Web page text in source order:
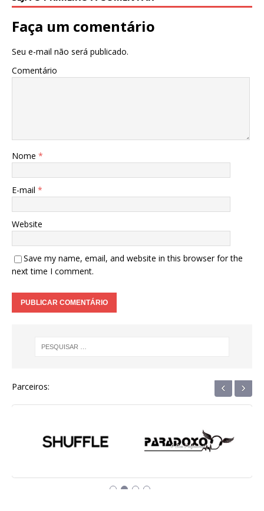
Faça um comentário
Seu e-mail não será publicado.
Comentário
Nome *
E-mail *
Website
Save my name, email, and website in this browser for the
next time I comment.
Parceiros: ‹ ›